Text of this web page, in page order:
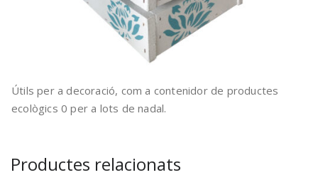
Útils per a decoració, com a contenidor de productes
ecològics 0 per a lots de nadal.
Productes relacionats